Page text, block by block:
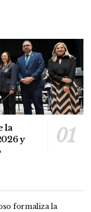
la
y
formaliza la